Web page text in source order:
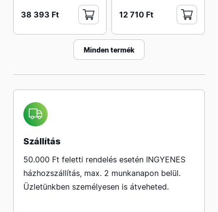
38 393 Ft 12 710 Ft
Minden termék
Szállítás
50.000 Ft feletti rendelés esetén INGYENES
házhozszállítás, max. 2 munkanapon belül.
Üzletünkben személyesen is átveheted.